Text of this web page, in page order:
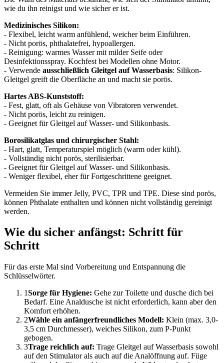
wie du ihn reinigst und wie sicher er ist.
Medizinisches Silikon:
- Flexibel, leicht warm anfühlend, weicher beim Einführen.
- Nicht porös, phthalatefrei, hypoallergen.
- Reinigung: warmes Wasser mit milder Seife oder
Desinfektionsspray. Kochfest bei Modellen ohne Motor.
- Verwende ausschließlich Gleitgel auf Wasserbasis: Silikon-
Gleitgel greift die Oberfläche an und macht sie porös.
Hartes ABS-Kunststoff:
- Fest, glatt, oft als Gehäuse von Vibratoren verwendet.
- Nicht porös, leicht zu reinigen.
- Geeignet für Gleitgel auf Wasser- und Silikonbasis.
Borosilikatglas und chirurgischer Stahl:
- Hart, glatt, Temperaturspiel möglich (warm oder kühl).
- Vollständig nicht porös, sterilisierbar.
- Geeignet für Gleitgel auf Wasser- und Silikonbasis.
- Weniger flexibel, eher für Fortgeschrittene geeignet.
Vermeiden Sie immer Jelly, PVC, TPR und TPE. Diese sind porös,
können Phthalate enthalten und können nicht vollständig gereinigt
werden.
Wie du sicher anfängst: Schritt für
Schritt
Für das erste Mal sind Vorbereitung und Entspannung die
Schlüsselwörter.
1Sorge für Hygiene: Gehe zur Toilette und dusche dich bei
Bedarf. Eine Analdusche ist nicht erforderlich, kann aber den
Komfort erhöhen.
2Wähle ein anfängerfreundliches Modell: Klein (max. 3,0-
3,5 cm Durchmesser), weiches Silikon, zum P-Punkt
gebogen.
3Trage reichlich auf: Trage Gleitgel auf Wasserbasis sowohl
auf den Stimulator als auch auf die Analöffnung auf. Füge